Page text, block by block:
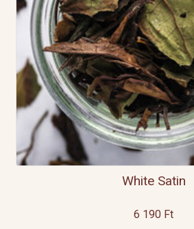
White Satin
6 190 Ft